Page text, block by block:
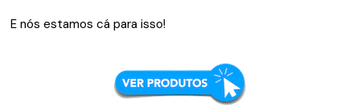
E nós estamos cá para isso!